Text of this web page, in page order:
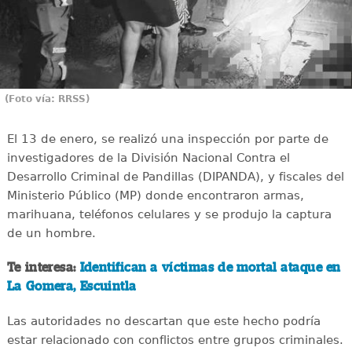
(Foto vía: RRSS)
El 13 de enero, se realizó una inspección por parte de
investigadores de la División Nacional Contra el
Desarrollo Criminal de Pandillas (DIPANDA), y fiscales del
Ministerio Público (MP) donde encontraron armas,
marihuana, teléfonos celulares y se produjo la captura
de un hombre.
Te interesa: Identifican a víctimas de mortal ataque en
La Gomera, Escuintla
Las autoridades no descartan que este hecho podría
estar relacionado con conflictos entre grupos criminales.